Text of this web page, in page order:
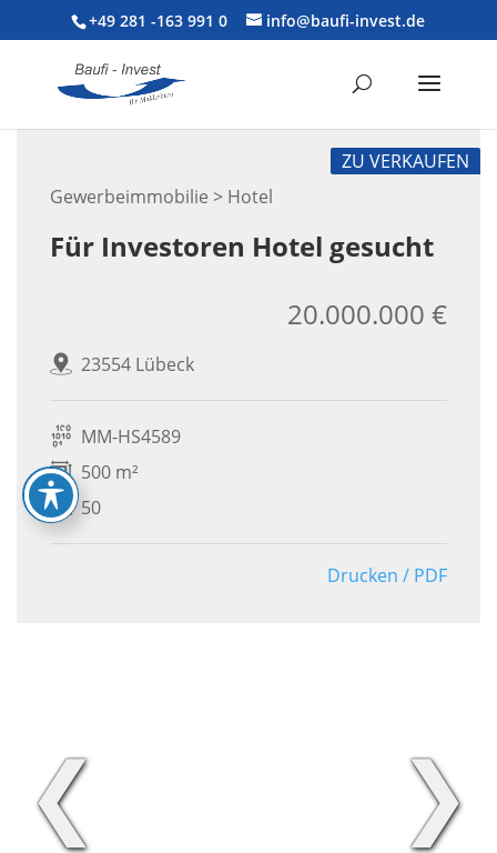
+49 281 -163 991 0 info@baufi-invest.de
Gewerbeimmobilie > Hotel
ZU VERKAUFEN
Für Investoren Hotel gesucht
23554 Lübeck
20.000.000 €
MM-HS4589
500 m²
50
Drucken / PDF
❮ ❯